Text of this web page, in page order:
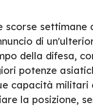
scorse settimane
di
della difesa,
potenze
capacità militari
la posizione,